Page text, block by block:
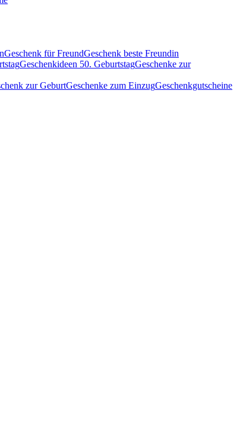
Geschenk für FreundGeschenk beste Freundin
Geschenkideen 50. GeburtstagGeschenke zur
zur GeburtGeschenke zum EinzugGeschenkgutscheine